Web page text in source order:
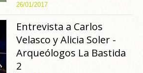
26/01/2017
Entrevista a Carlos
Velasco y Alicia Soler -
Arqueólogos La Bastida
2